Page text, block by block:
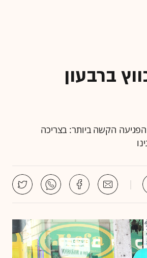
התכווץ ברבעון
לעומת הרבעון הקודם • הפגיעה הקשה ביותר: בצריכה